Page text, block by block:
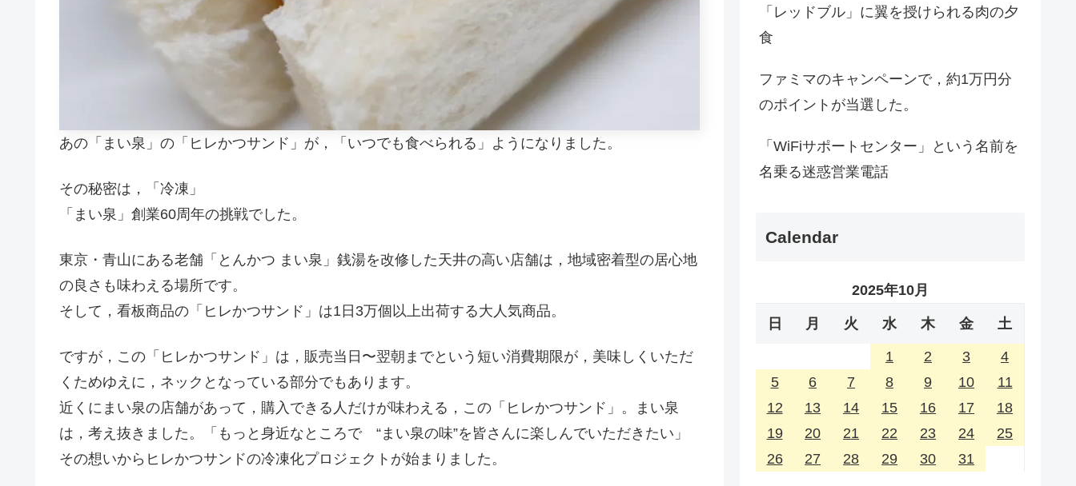
あの「まい泉」の「ヒレかつサンド」が，「いつでも食べられる」ようになりました。
その秘密は，「冷凍」
「まい泉」創業60周年の挑戦でした。
東京・青山にある老舗「とんかつ まい泉」銭湯を改修した天井の高い店舗は，地域密着型の居心地
の良さも味わえる場所です。
そして，看板商品の「ヒレかつサンド」は1日3万個以上出荷する大人気商品。
ですが，この「ヒレかつサンド」は，販売当日〜翌朝までという短い消費期限が，美味しくいただ
くためゆえに，ネックとなっている部分でもあります。
近くにまい泉の店舗があって，購入できる人だけが味わえる，この「ヒレかつサンド」。まい泉
は，考え抜きました。「もっと身近なところで “まい泉の味”を皆さんに楽しんでいただきたい」
その想いからヒレかつサンドの冷凍化プロジェクトが始まりました。
「レッドブル」に翼を授けられる肉の夕
食
ファミマのキャンペーンで，約1万円分
のポイントが当選した。
「WiFiサポートセンター」という名前を
名乗る迷惑営業電話
Calendar
2025年10月
日 月 火 水 木 金 土
1 2 3
4
5
6 7 8 9 10
11
12
13 14 15 16 17
18
19
20 21 22 23 24
25
26
27 28 29 30 31